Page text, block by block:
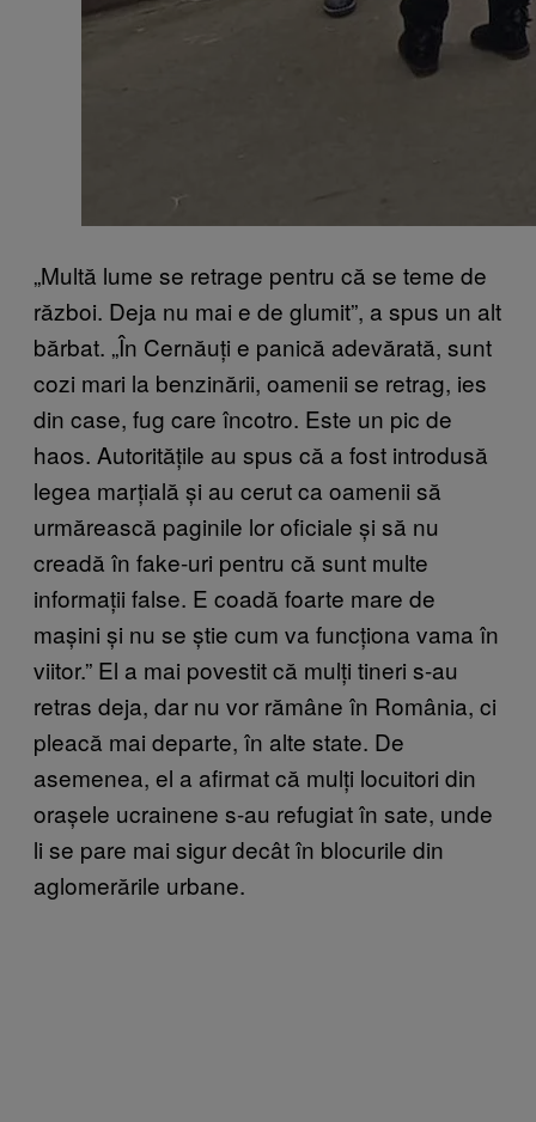
„Multă lume se retrage pentru că se teme de
război. Deja nu mai e de glumit”, a spus un alt
bărbat. „În Cernăuți e panică adevărată, sunt
cozi mari la benzinării, oamenii se retrag, ies
din case, fug care încotro. Este un pic de
haos. Autoritățile au spus că a fost introdusă
legea marțială și au cerut ca oamenii să
urmărească paginile lor oficiale și să nu
creadă în fake-uri pentru că sunt multe
informații false. E coadă foarte mare de
mașini și nu se știe cum va funcționa vama în
viitor.” El a mai povestit că mulți tineri s-au
retras deja, dar nu vor rămâne în România, ci
pleacă mai departe, în alte state. De
asemenea, el a afirmat că mulți locuitori din
orașele ucrainene s-au refugiat în sate, unde
li se pare mai sigur decât în blocurile din
aglomerările urbane.